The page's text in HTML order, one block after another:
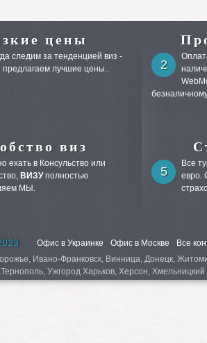
цены
следим за тенденцией виз -
предлагаем лучшие цены..
2
виз
ехать в Консульство или
ВИЗУполностью
МЫ.
5
Все
евро.
Офис в Украинке Офис в Москве
Все
Ивано-Франковск, Винница, Донецк,
Ужгород Харьков, Херсон,